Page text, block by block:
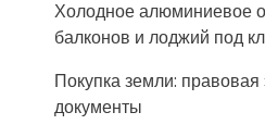
Холодное алюминиевое
балконов и лоджий под
Покупка земли: правовая
документы